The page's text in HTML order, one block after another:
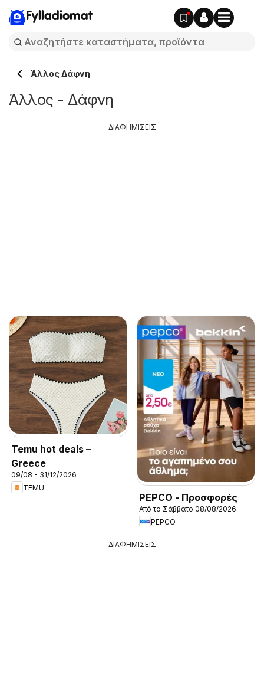
Fylladiomat
Άλλος Δάφνη
Άλλος - Δάφνη
Temu hot deals –
Greece
09/08 - 31/12/2026
TEMU
PEPCO - Προσφορές
Από το Σάββατο 08/08/2026
PEPCO
ΔΙΑΦΗΜΙΣΕΙΣ
ΔΙΑΦΗΜΙΣΕΙΣ